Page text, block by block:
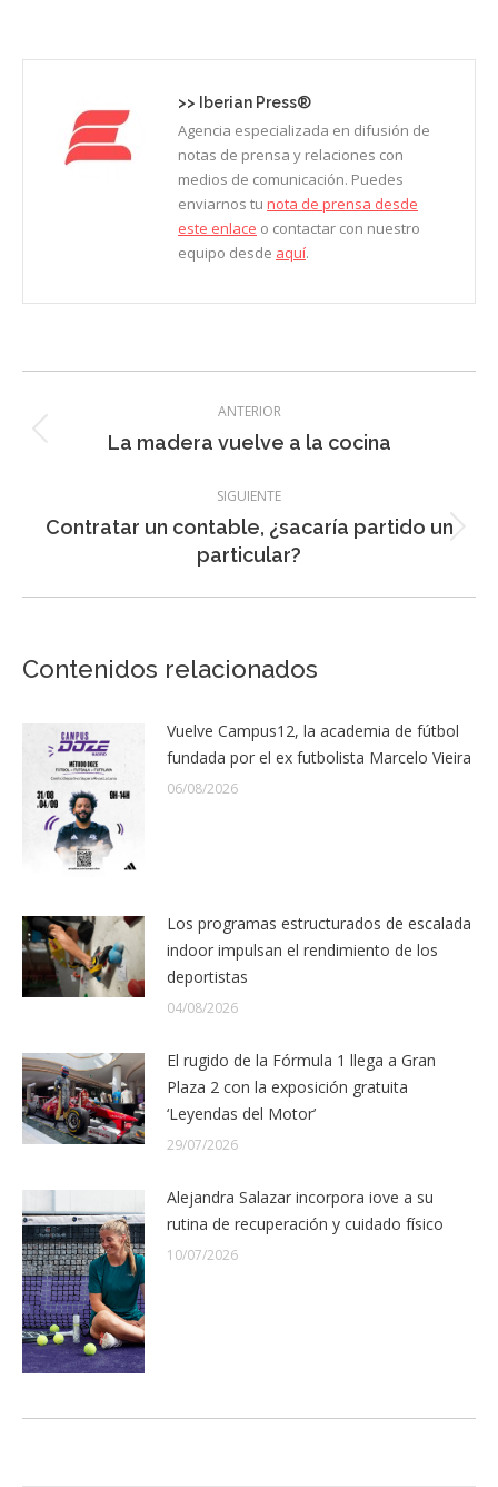
Facebook
X
LinkedInPinterestWhatsApp
>> Iberian Press®
Agencia especializada en difusión de
notas de prensa y relaciones con
medios de comunicación. Puedes
enviarnos tu nota de prensa desde
este enlace o contactar con nuestro
equipo desde aquí.
entre
ANTERIOR
Entrada
La madera vuelve a la cocina
SIGUIENTE
Entrada
siguiente:
Contratar un contable, ¿sacaría partido un
particular?
Contenidos relacionados
Vuelve Campus12, la academia de fútbol
fundada por el ex futbolista Marcelo Vieira
06/08/2026
Los programas estructurados de escalada
indoor impulsan el rendimiento de los
deportistas
04/08/2026
El rugido de la Fórmula 1 llega a Gran
Plaza 2 con la exposición gratuita
‘Leyendas del Motor’
29/07/2026
Alejandra Salazar incorpora iove a su
rutina de recuperación y cuidado físico
10/07/2026